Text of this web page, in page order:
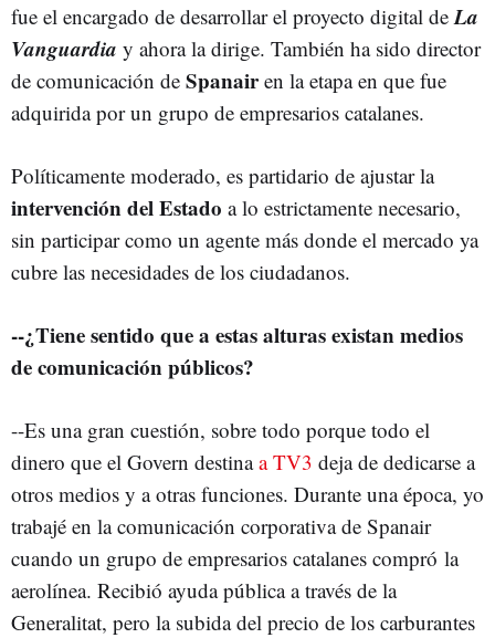
fue el encargado de desarrollar el proyecto digital deLa
Vanguardia y ahora la dirige. También ha sido director
de comunicación de Spanairen la etapa en que fue
adquirida por un grupo de empresarios catalanes.
Políticamente moderado, es partidario de ajustar la
intervención del Estado a lo estrictamente necesario,
sin participar como un agente más donde el mercado ya
cubre las necesidades de los ciudadanos.
--¿Tiene sentido que a estas alturas existan medios
de comunicación públicos?
--Es una gran cuestión, sobre todo porque todo el
dinero que el Govern destinaa TV3 deja de dedicarse a
otros medios y a otras funciones. Durante una época, yo
trabajé en la comunicación corporativa de Spanair
cuando un grupo de empresarios catalanes compró la
aerolínea. Recibió ayuda pública a través de la
Generalitat, pero la subida del precio de los carburantes